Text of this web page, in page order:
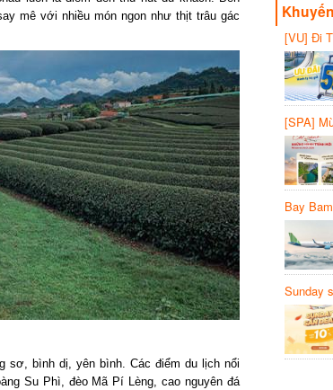
mê với nhiều món ngon như thịt trâu gác
sơ, bình dị, yên bình. Các điểm du lịch nổi
Su Phì, đèo Mã Pí Lèng, cao nguyên đá
[VU] Đi
giảm
[SPA]
20%
Bay
Sunday